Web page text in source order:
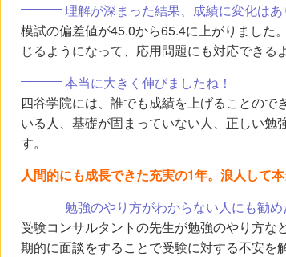
理解が深まった結果、成績に変化はあ
模試の偏差値が45.0から65.4に上がりました
じるようになって、応用問題にも対応できる
本当に大きく伸びましたね！
四谷学院には、誰でも成績を上げることの
いる人、基礎が固まっていない人、正しい
す。
人間的にも成長できた充実の1年。浪人して本
勉強のやり方がわからない人にも勧
受験コンサルタントの先生が勉強のやり方
期的に面談をすることで受験に対する不安